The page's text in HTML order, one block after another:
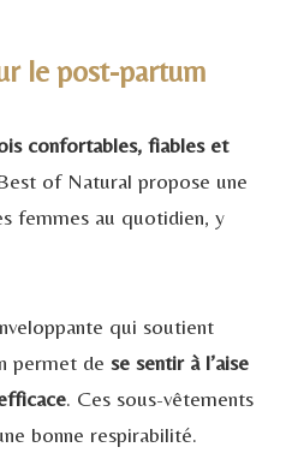
le post-partum
confortables, fiables et
of Natural propose une
femmes au quotidien, y
qui soutient
permet de se sentir à l’aise
. Ces sous-vêtements
bonne respirabilité.